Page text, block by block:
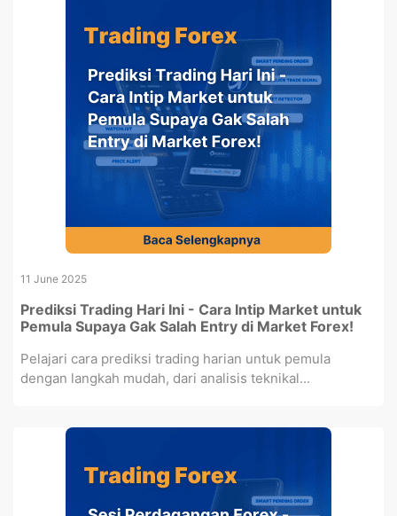
11 June 2025
Prediksi Trading Hari Ini - Cara Intip Market untuk
Pemula Supaya Gak Salah Entry di Market Forex!
Pelajari cara prediksi trading harian untuk pemula
dengan langkah mudah, dari analisis teknikal...